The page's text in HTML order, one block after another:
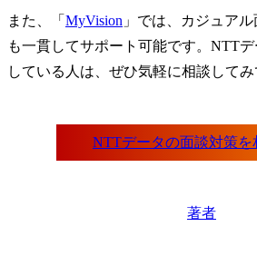
また、「 MyVision 」では、カジュア
も一貫してサポート可能です。NTT
している人は、ぜひ気軽に相談してみ
著者